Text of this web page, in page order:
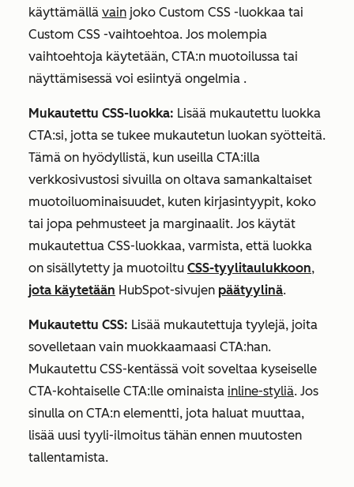
käyttämällä vain joko Custom CSS -luokkaa tai
Custom CSS -vaihtoehtoa. Jos molempia
vaihtoehtoja käytetään, CTA:n muotoilussa tai
näyttämisessä voi esiintyä ongelmia .
Mukautettu CSS-luokka: Lisää mukautettu luokka
CTA:si, jotta se tukee mukautetun luokan syötteitä.
Tämä on hyödyllistä, kun useilla CTA:illa
verkkosivustosi sivuilla on oltava samankaltaiset
muotoiluominaisuudet, kuten kirjasintyypit, koko
tai jopa pehmusteet ja marginaalit. Jos käytät
mukautettua CSS-luokkaa, varmista, että luokka
on sisällytetty ja muotoiltu CSS-tyylitaulukkoon,
jota käytetään HubSpot-sivujen päätyylinä.
Mukautettu CSS: Lisää mukautettuja tyylejä, joita
sovelletaan vain muokkaamaasi CTA:han.
Mukautettu CSS-kentässä voit soveltaa kyseiselle
CTA-kohtaiselle CTA:lle ominaista inline-styliä. Jos
sinulla on CTA:n elementti, jota haluat muuttaa,
lisää uusi tyyli-ilmoitus tähän ennen muutosten
tallentamista.